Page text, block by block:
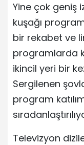
Yine çok geniş
kuşağı
bir rekabet ve
programlarda
ikincil yeri bir
Sergilenen
program
Televizyon